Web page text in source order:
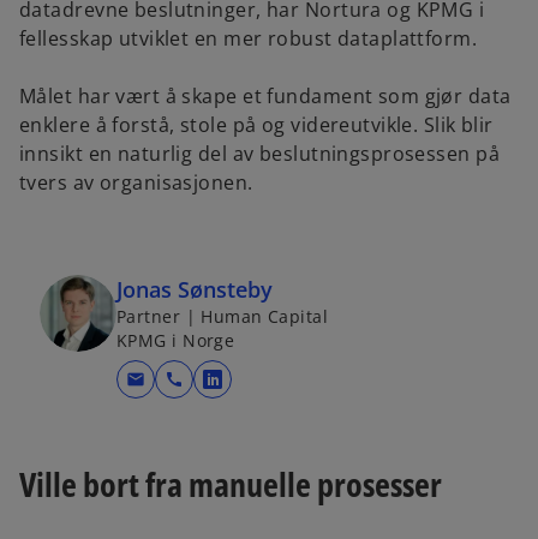
datadrevne beslutninger, har Nortura og KPMG i
fellesskap utviklet en mer robust dataplattform.
Målet har vært å skape et fundament som gjør data
enklere å forstå, stole på og videreutvikle. Slik blir
innsikt en naturlig del av beslutningsprosessen på
tvers av organisasjonen.
Jonas Sønsteby
Partner | Human Capital
KPMG i Norge
mail call
o
n
Ville bort fra manuelle prosesser